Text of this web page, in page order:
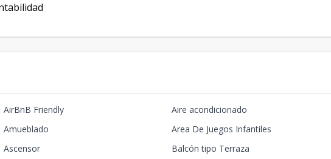
AirBnB Friendly
Aire acondicionado
Amueblado
Area De Juegos Infantiles
Ascensor
Balcón tipo Terraza